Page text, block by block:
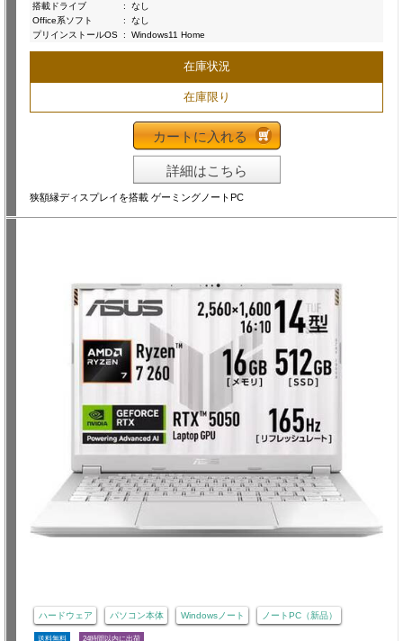
搭載ドライブ
:
なし
Office系ソフト
:
なし
プリインストールOS : Windows11 Home
在庫状況
在庫限り
カートに入れる
詳細はこちら
狭額縁ディスプレイを搭載 ゲーミングノートPC
ハードウェア パソコン本体 Windowsノート ノートPC（新品）
送料無料 24時間以内に出荷